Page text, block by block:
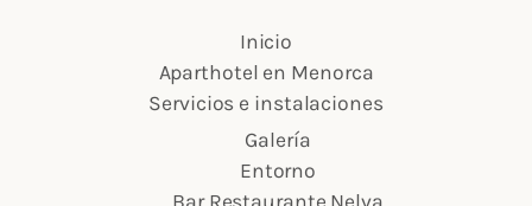
Inicio
Aparthotel en Menorca
Servicios e instalaciones
Galería
Entorno
Bar Restaurante Nelva